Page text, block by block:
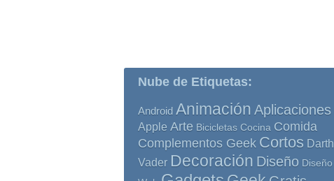
Nube de Etiquetas:
Android Animación Aplicaciones
Apple Arte Bicicletas Cocina Comida
Complementos Geek Cortos Darth
Vader Decoración Diseño Diseño